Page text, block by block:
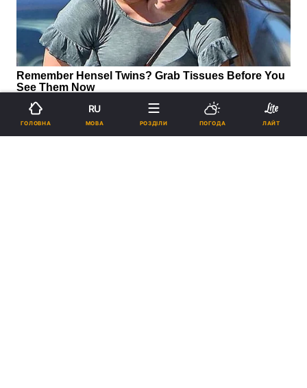
ГОЛОВНА
RU
МОВА РОЗДІЛИ ПОГОДА ЛАЙТ